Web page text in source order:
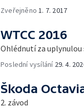
Zveřejněno 1. 7. 2017
WTCC 2016
Ohlédnutí za uplynulou
Poslední vysílání 29. 4.
Škoda
2. závod